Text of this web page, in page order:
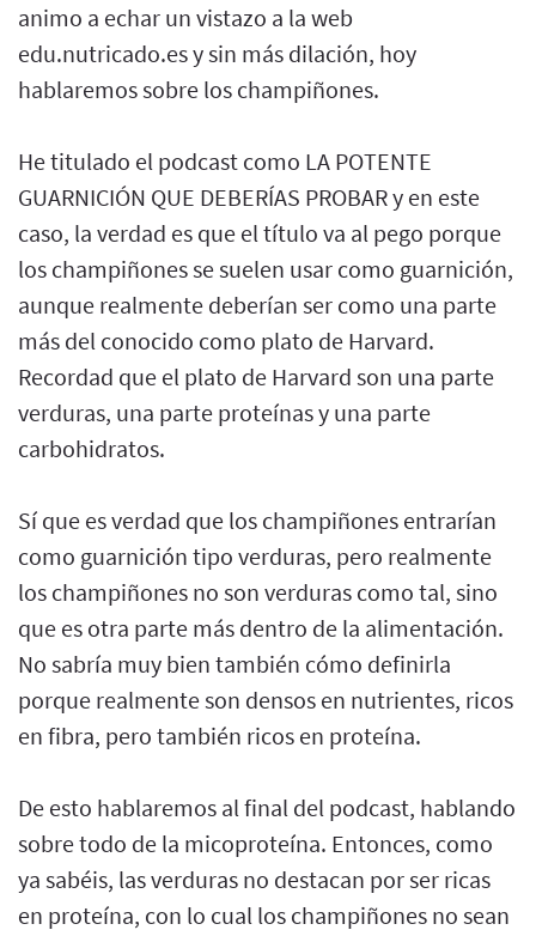
animo a echar un vistazo a la web
edu.nutricado.es y sin más dilación, hoy
hablaremos sobre los champiñones.
He titulado el podcast como LA POTENTE
GUARNICIÓN QUE DEBERÍAS PROBAR y en este
caso, la verdad es que el título va al pego porque
los champiñones se suelen usar como guarnición,
aunque realmente deberían ser como una parte
más del conocido como plato de Harvard.
Recordad que el plato de Harvard son una parte
verduras, una parte proteínas y una parte
carbohidratos.
Sí que es verdad que los champiñones entrarían
como guarnición tipo verduras, pero realmente
los champiñones no son verduras como tal, sino
que es otra parte más dentro de la alimentación.
No sabría muy bien también cómo definirla
porque realmente son densos en nutrientes, ricos
en fibra, pero también ricos en proteína.
De esto hablaremos al final del podcast, hablando
sobre todo de la micoproteína. Entonces, como
ya sabéis, las verduras no destacan por ser ricas
en proteína, con lo cual los champiñones no sean